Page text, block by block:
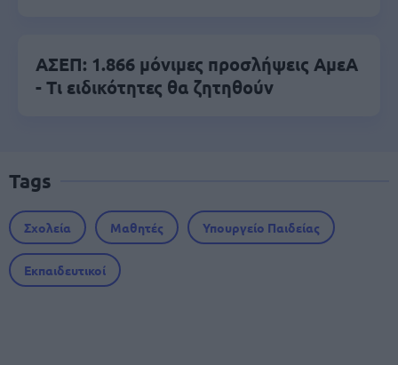
ΑΣΕΠ: 1.866 μόνιμες προσλήψεις ΑμεΑ
- Τι ειδικότητες θα ζητηθούν
Tags
Σχολεία Μαθητές Υπουργείο Παιδείας
Εκπαιδευτικοί